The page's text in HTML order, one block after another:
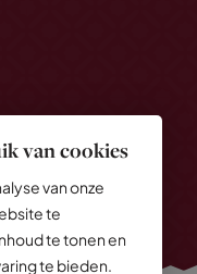
van cookies
van onze
te
te tonen en
te bieden.